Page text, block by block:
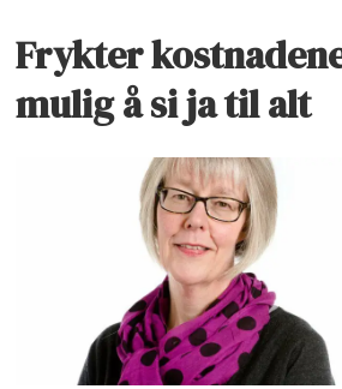
Frykter
mulig å si ja til alt